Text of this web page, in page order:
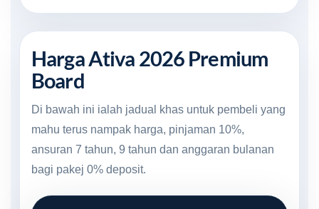
Harga Ativa 2026 Premium
Board
Di bawah ini ialah jadual khas untuk pembeli yang
mahu terus nampak harga, pinjaman 10%,
ansuran 7 tahun, 9 tahun dan anggaran bulanan
bagi pakej 0% deposit.